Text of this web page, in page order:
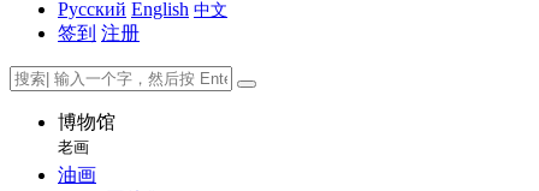
Русский English 中文
签到 注册
博物馆
老画
油画